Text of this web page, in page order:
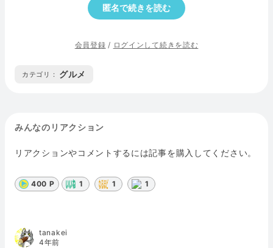
匿名で続きを読む
会員登録 / ログインして続きを読む
カテゴリ : グルメ
みんなのリアクション
リアクションやコメントするには記事を購入してください。
400 P 1 1 1
tanakei
4年前